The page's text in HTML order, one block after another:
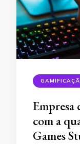
Empresa
com a
Games